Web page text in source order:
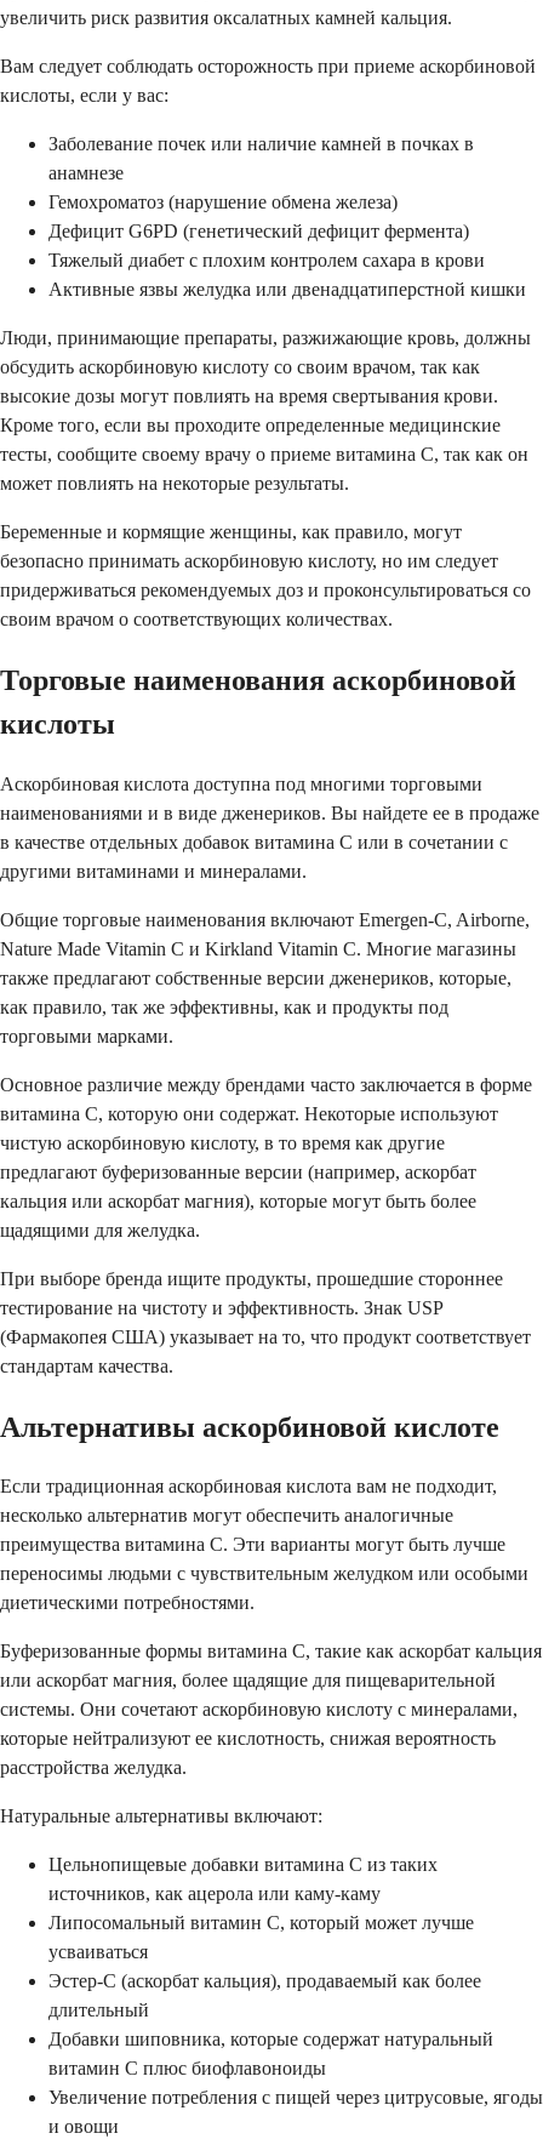
увеличить риск развития оксалатных камней кальция.
Вам следует соблюдать осторожность при приеме аскорбиновой
кислоты, если у вас:
Заболевание почек или наличие камней в почках в
анамнезе
Гемохроматоз (нарушение обмена железа)
Дефицит G6PD (генетический дефицит фермента)
Тяжелый диабет с плохим контролем сахара в крови
Активные язвы желудка или двенадцатиперстной кишки
Люди, принимающие препараты, разжижающие кровь, должны
обсудить аскорбиновую кислоту со своим врачом, так как
высокие дозы могут повлиять на время свертывания крови.
Кроме того, если вы проходите определенные медицинские
тесты, сообщите своему врачу о приеме витамина С, так как он
может повлиять на некоторые результаты.
Беременные и кормящие женщины, как правило, могут
безопасно принимать аскорбиновую кислоту, но им следует
придерживаться рекомендуемых доз и проконсультироваться со
своим врачом о соответствующих количествах.
Торговые наименования аскорбиновой
кислоты
Аскорбиновая кислота доступна под многими торговыми
наименованиями и в виде дженериков. Вы найдете ее в продаже
в качестве отдельных добавок витамина С или в сочетании с
другими витаминами и минералами.
Общие торговые наименования включают Emergen-C, Airborne,
Nature Made Vitamin C и Kirkland Vitamin C. Многие магазины
также предлагают собственные версии дженериков, которые,
как правило, так же эффективны, как и продукты под
торговыми марками.
Основное различие между брендами часто заключается в форме
витамина С, которую они содержат. Некоторые используют
чистую аскорбиновую кислоту, в то время как другие
предлагают буферизованные версии (например, аскорбат
кальция или аскорбат магния), которые могут быть более
щадящими для желудка.
При выборе бренда ищите продукты, прошедшие стороннее
тестирование на чистоту и эффективность. Знак USP
(Фармакопея США) указывает на то, что продукт соответствует
стандартам качества.
Альтернативы аскорбиновой кислоте
Если традиционная аскорбиновая кислота вам не подходит,
несколько альтернатив могут обеспечить аналогичные
преимущества витамина С. Эти варианты могут быть лучше
переносимы людьми с чувствительным желудком или особыми
диетическими потребностями.
Буферизованные формы витамина C, такие как аскорбат кальция
или аскорбат магния, более щадящие для пищеварительной
системы. Они сочетают аскорбиновую кислоту с минералами,
которые нейтрализуют ее кислотность, снижая вероятность
расстройства желудка.
Натуральные альтернативы включают:
Цельнопищевые добавки витамина C из таких
источников, как ацерола или каму-каму
Липосомальный витамин C, который может лучше
усваиваться
Эстер-C (аскорбат кальция), продаваемый как более
длительный
Добавки шиповника, которые содержат натуральный
витамин C плюс биофлавоноиды
Увеличение потребления с пищей через цитрусовые, ягоды
и овощи